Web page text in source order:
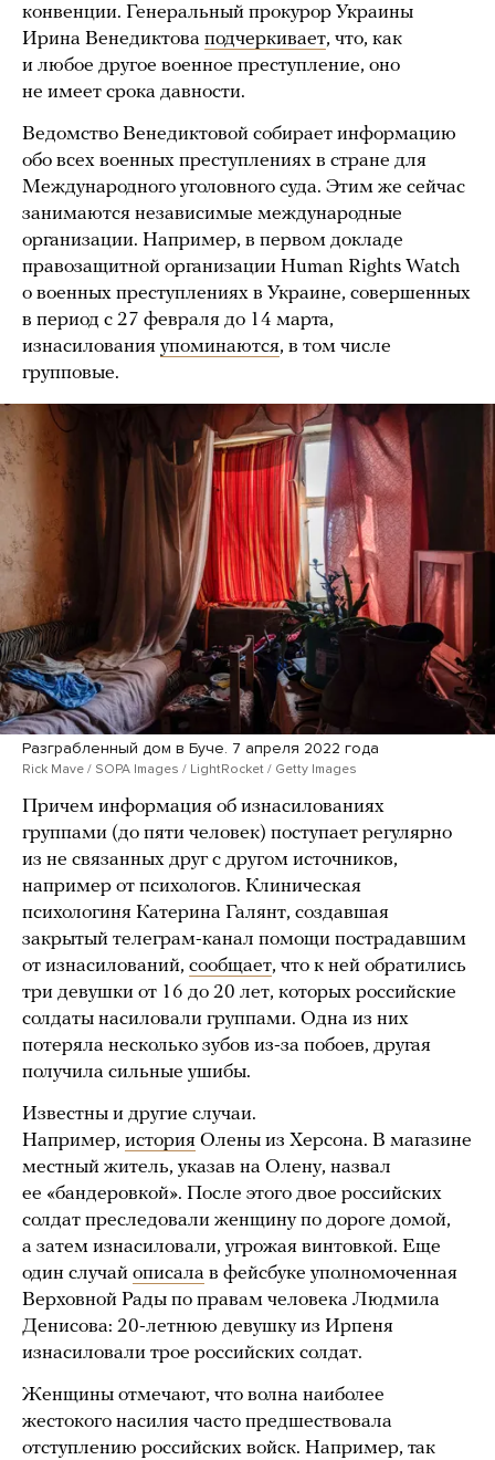
конвенции. Генеральный прокурор Украины
Ирина Венедиктова подчеркивает, что, как
и любое другое военное преступление, оно
не имеет срока давности.
Ведомство Венедиктовой собирает информацию
обо всех военных преступлениях в стране для
Международного уголовного суда. Этим же сейчас
занимаются независимые международные
организации. Например, в первом докладе
правозащитной организации Human Rights Watch
о военных преступлениях в Украине, совершенных
в период с 27 февраля до 14 марта,
изнасилования упоминаются, в том числе
групповые.
Разграбленный дом в Буче. 7 апреля 2022 года
Rick Mave / SOPA Images / LightRocket / Getty Images
Причем информация об изнасилованиях
группами (до пяти человек) поступает регулярно
из не связанных друг с другом источников,
например от психологов. Клиническая
психологиня Катерина Галянт, создавшая
закрытый телеграм-канал помощи пострадавшим
от изнасилований, сообщает, что к ней обратились
три девушки от 16 до 20 лет, которых российские
солдаты насиловали группами. Одна из них
потеряла несколько зубов из-за побоев, другая
получила сильные ушибы.
Известны и другие случаи.
Например, история Олены из Херсона. В магазине
местный житель, указав на Олену, назвал
ее «бандеровкой». После этого двое российских
солдат преследовали женщину по дороге домой,
а затем изнасиловали, угрожая винтовкой. Еще
один случай описала в фейсбуке уполномоченная
Верховной Рады по правам человека Людмила
Денисова: 20-летнюю девушку из Ирпеня
изнасиловали трое российских солдат.
Женщины отмечают, что волна наиболее
жестокого насилия часто предшествовала
отступлению российских войск. Например, так